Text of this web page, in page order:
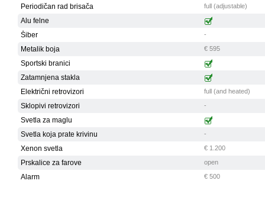
Periodičan rad brisača full (adjustable)
Alu felne
Šiber
-
Metalik boja € 595
Sportski branici
Zatamnjena stakla
Električni retrovizori
full (and heated)
Sklopivi retrovizori -
Svetla za maglu
Svetla koja prate krivinu
-
Xenon svetla € 1.200
Prskalice za farove open
Alarm € 500